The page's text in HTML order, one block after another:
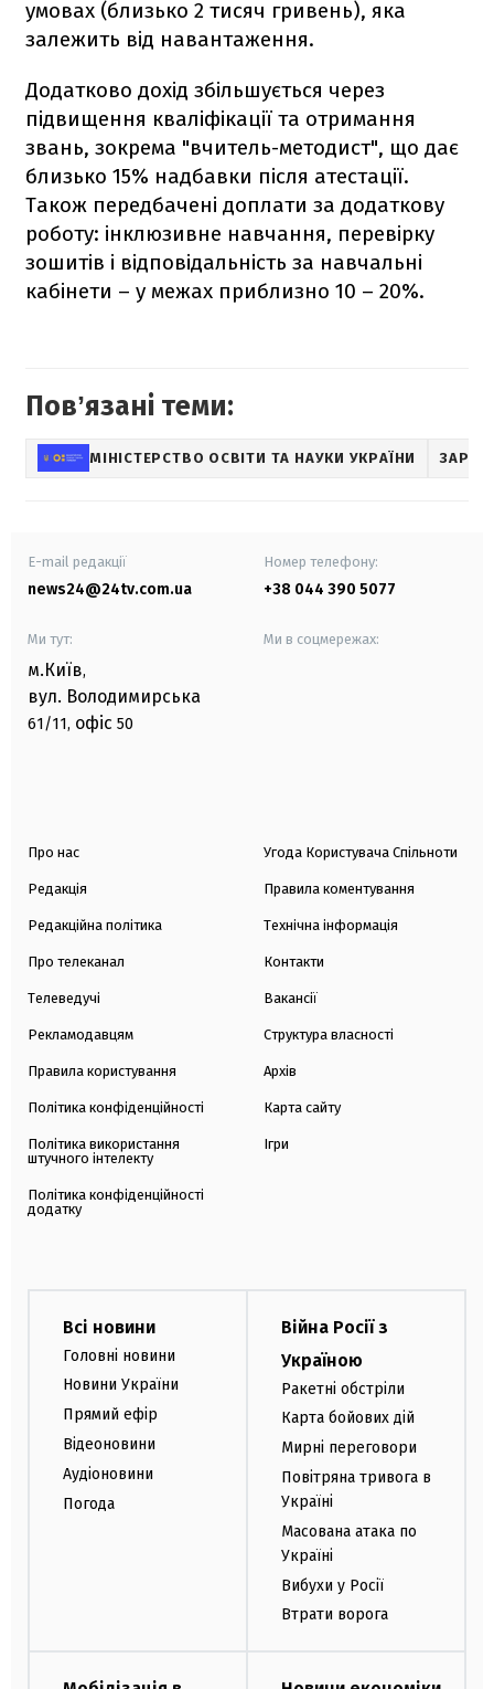
умовах (близько 2 тисяч гривень), яка
залежить від навантаження.
Додатково дохід збільшується через
підвищення кваліфікації та отримання
звань, зокрема "вчитель-методист", що дає
близько 15% надбавки після атестації.
Також передбачені доплати за додаткову
роботу: інклюзивне навчання, перевірку
зошитів і відповідальність за навчальні
кабінети – у межах приблизно 10 – 20%.
Повʼязані теми:
МІНІСТЕРСТВО ОСВІТИ ТА НАУКИ УКРАЇНИ
E-mail редакції
news24@24tv.com.ua
Номер телефону:
+38 044 390 5077
Ми тут:
м.Київ,
вул. Володимирська
61/11, офіс 50
Ми в соцмережах:
Про нас
Редакція
Редакційна політика
Про телеканал
Телеведучі
Рекламодавцям
Правила користування
Політика конфіденційності
Політика використання
штучного інтелекту
Політика конфіденційності
додатку
Угода Користувача Спільноти
Правила коментування
Технічна інформація
Контакти
Вакансії
Структура власності
Архів
Карта сайту
Ігри
Всі новини
Головні новини
Новини України
Прямий ефір
Відеоновини
Аудіоновини
Погода
Війна Росії з
Україною
Ракетні обстріли
Карта бойових дій
Мирні переговори
Повітряна тривога в
Україні
Масована атака по
Україні
Вибухи у Росії
Втрати ворога